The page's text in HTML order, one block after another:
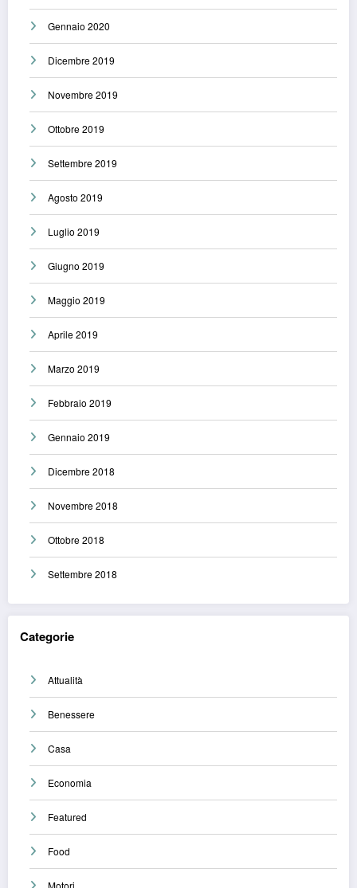
Gennaio 2020
Dicembre 2019
Novembre 2019
Ottobre 2019
Settembre 2019
Agosto 2019
Luglio 2019
Giugno 2019
Maggio 2019
Aprile 2019
Marzo 2019
Febbraio 2019
Gennaio 2019
Dicembre 2018
Novembre 2018
Ottobre 2018
Settembre 2018
Categorie
Attualità
Benessere
Casa
Economia
Featured
Food
Motori